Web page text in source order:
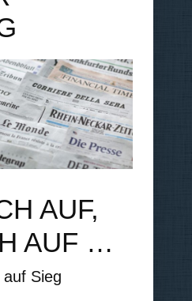
AUF,
AUF …
auf Sieg